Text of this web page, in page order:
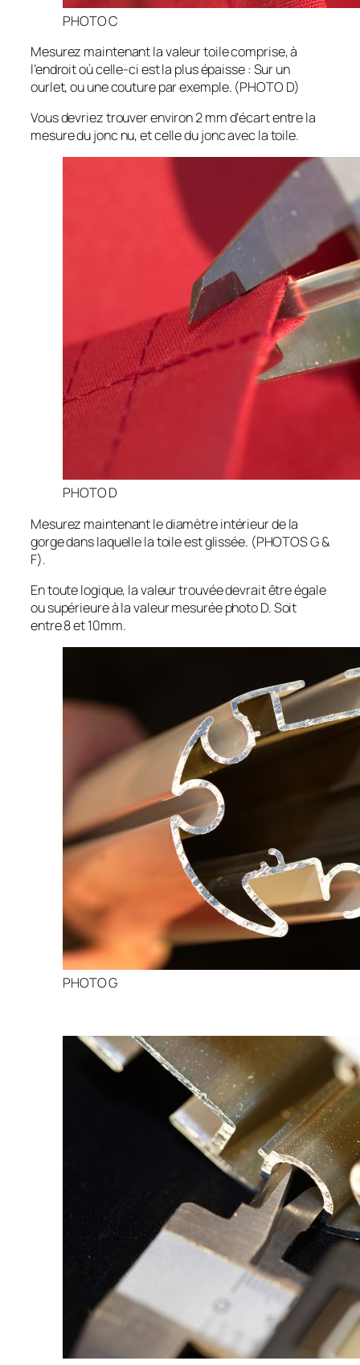
PHOTO C
Mesurez maintenant la valeur toile comprise, à
l’endroit où celle-ci est la plus épaisse : Sur un
ourlet, ou une couture par exemple. (PHOTO D)
Vous devriez trouver environ 2 mm d’écart entre la
mesure du jonc nu, et celle du jonc avec la toile.
PHOTO D
Mesurez maintenant le diamètre intérieur de la
gorge dans laquelle la toile est glissée. (PHOTOS G &
F).
En toute logique, la valeur trouvée devrait être égale
ou supérieure à la valeur mesurée photo D. Soit
entre 8 et 10mm.
PHOTO G